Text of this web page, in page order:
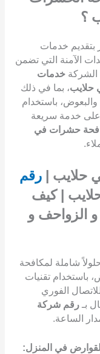
؟
بتقديم خدمات
الآمنة التي تضمن
خدمات
حلايب، بما في ذلك
والبعوض، باستخدام
على خدمة سريعة
حشرات في
حلايب | رقم
| كيف
الزواحف و
شاملة لمكافحة
باستخدام تقنيات
الفوري
بـ رقم شركة
الساعة.
في المنزل: